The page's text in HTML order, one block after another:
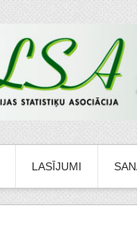
LASĪJUMI